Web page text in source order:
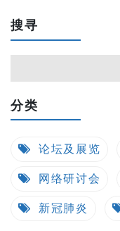
搜寻
分类
论坛及展览
网络研讨会
新冠肺炎